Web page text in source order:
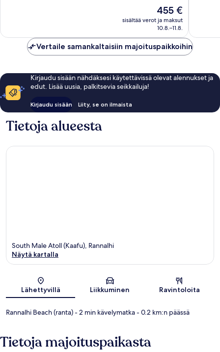
Hinta
on
455 €
455 €
sisältää verot ja maksut
10.8.–11.8.
Vertaile samankaltaisiin majoituspaikkoihin
Kirjaudu sisään nähdäksesi käytettävissä olevat alennukset ja
edut. Lisää uusia, palkitsevia seikkailuja!
Kirjaudu sisään Liity, se on ilmaista
Tietoja alueesta
Kartta
South Male Atoll (Kaafu), Rannalhi
Näytä kartalla
Lähettyvillä Liikkuminen Ravintoloita
Rannalhi Beach (ranta)- 2 min kävelymatka- 0.2 km:n päässä
Tietoja majoituspaikasta